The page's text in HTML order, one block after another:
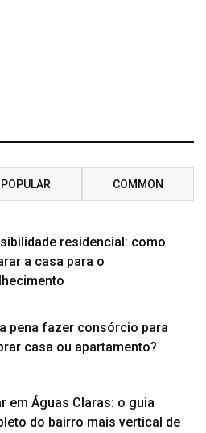
POPULAR COMMON
residencial: como
a casa para o
pena fazer consórcio para
casa ou apartamento?
em Águas Claras: o guia
do bairro mais vertical de